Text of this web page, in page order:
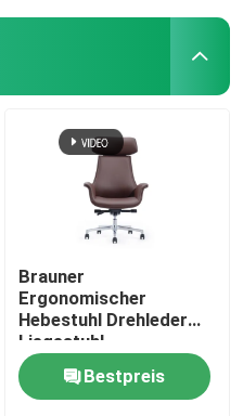
Brauner
Ergonomischer
Hebestuhl Drehleder
Liegestuhl
Bestpreis